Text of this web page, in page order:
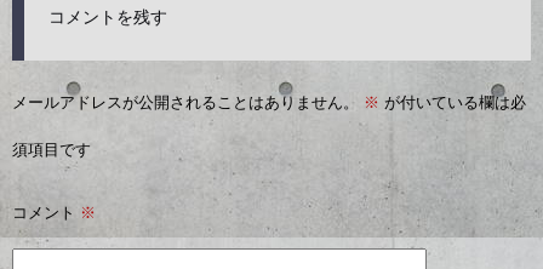
コメントを残す
メールアドレスが公開されることはありません。 ※ が付いている欄は必
須項目です
コメント ※